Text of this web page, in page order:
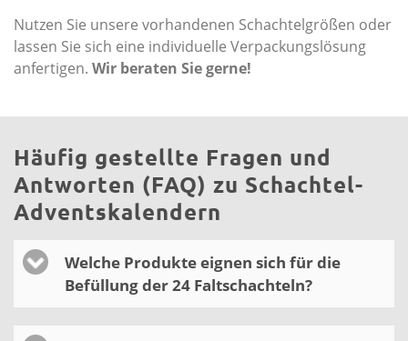
Nutzen Sie unsere vorhandenen Schachtelgrößen oder
lassen Sie sich eine individuelle Verpackungslösung
anfertigen. Wir beraten Sie gerne!
Häufig gestellte Fragen und
Antworten (FAQ) zu Schachtel-
Adventskalendern
Welche Produkte eignen sich für die
Befüllung der 24 Faltschachteln?